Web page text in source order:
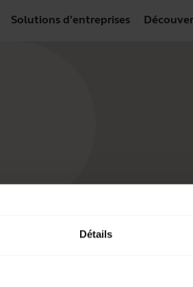
Détails
Solutions d'entreprises
de